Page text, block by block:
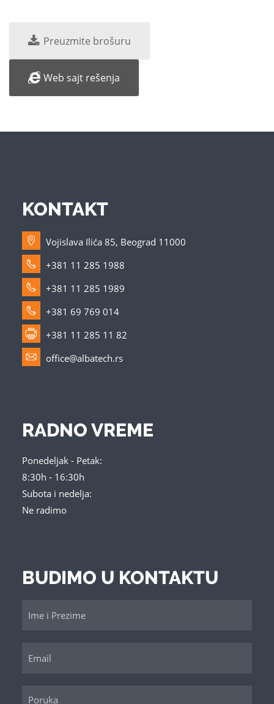
Preuzmite brošuru
Web sajt rešenja
KONTAKT
Vojislava Ilića 85, Beograd 11000
+381 11 285 1988
+381 11 285 1989
+381 69 769 014
+381 11 285 11 82
office@albatech.rs
RADNO VREME
Ponedeljak - Petak:
8:30h - 16:30h
Subota i nedelja:
Ne radimo
BUDIMO U KONTAKTU